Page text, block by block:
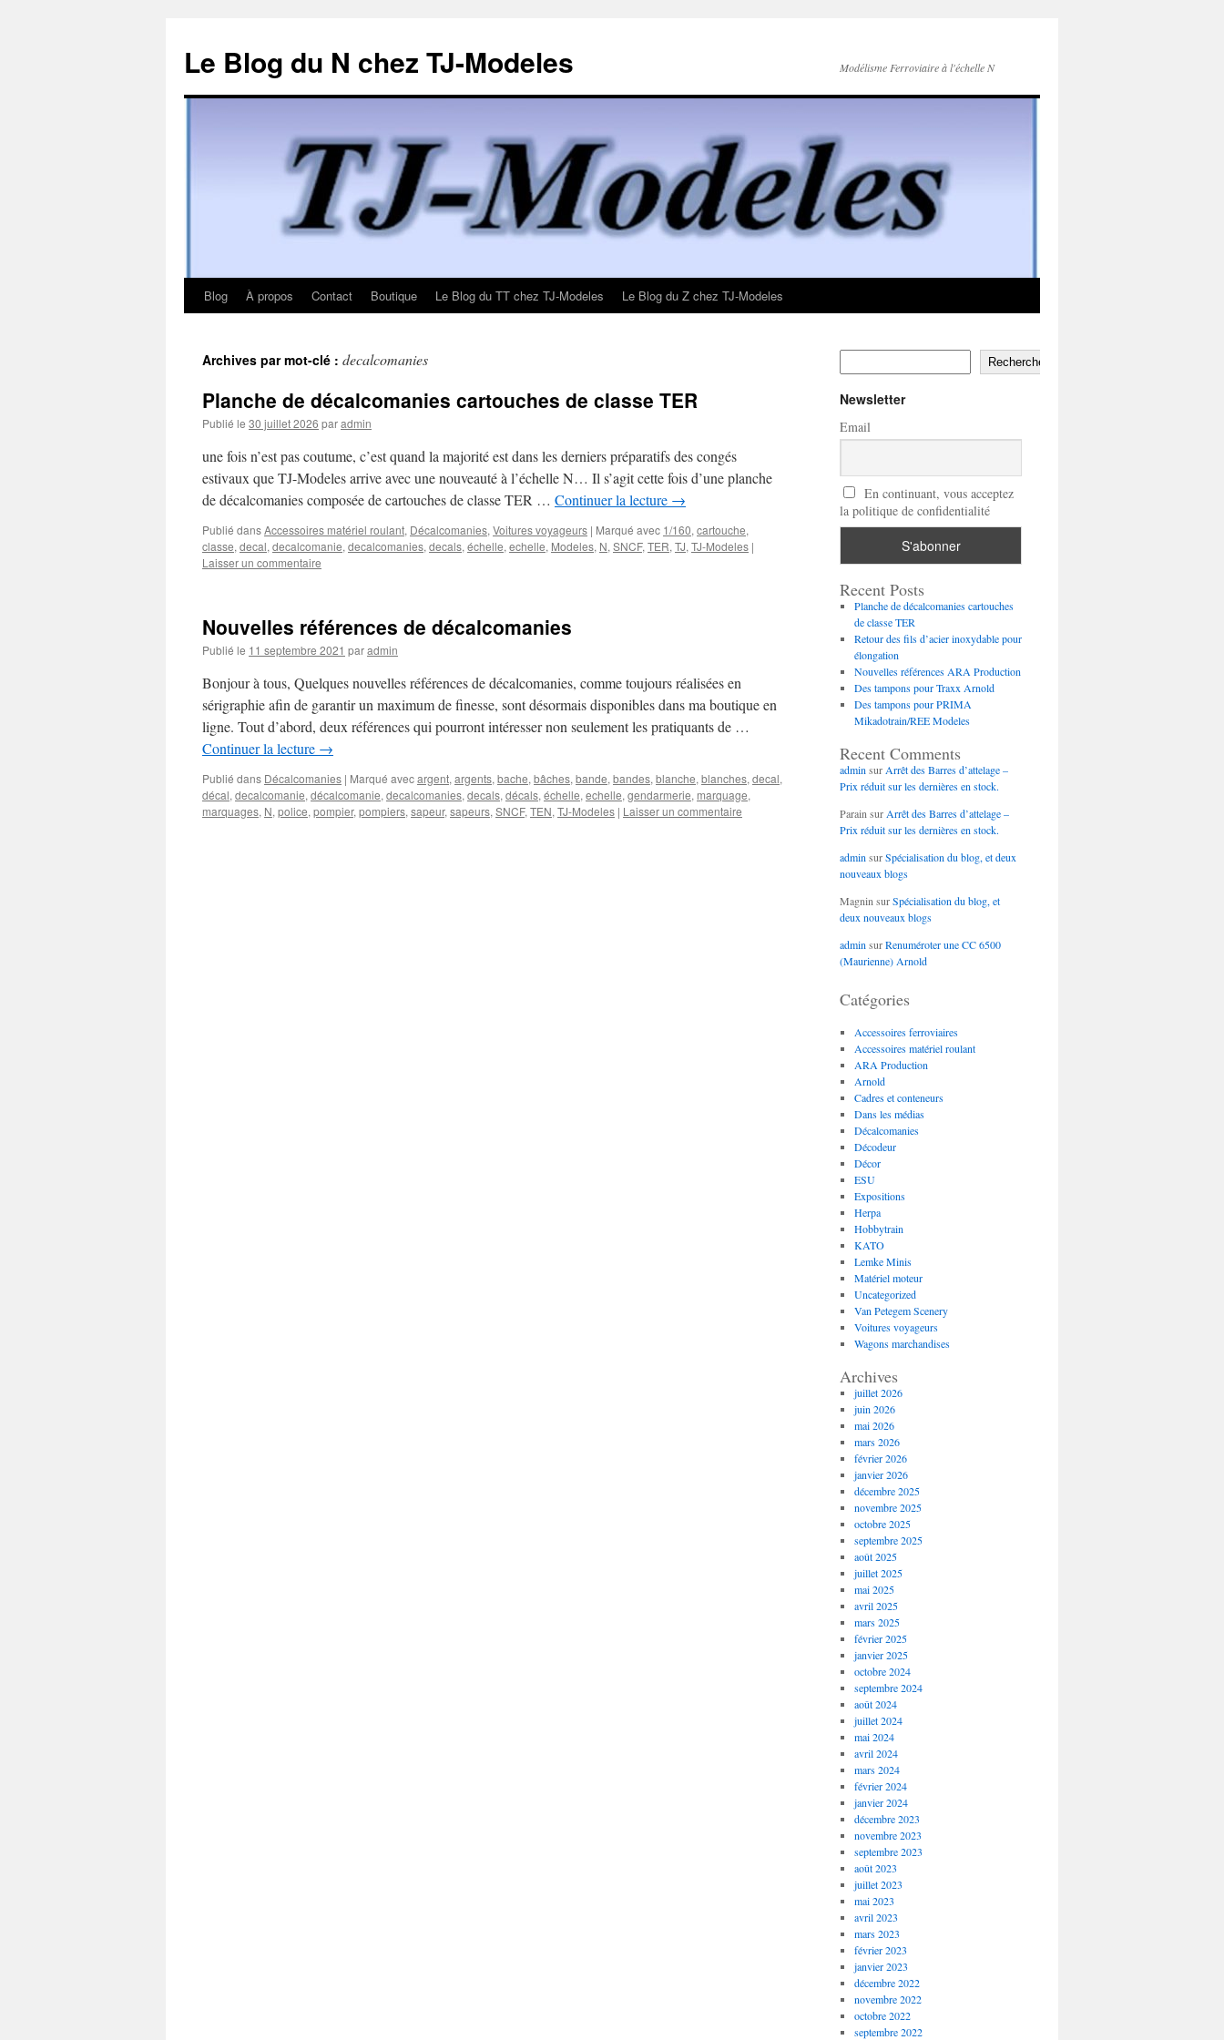
Le Blog du N chez TJ-Modeles Modélisme Ferroviaire à l'échelle N
Aller
contenu
Blog À propos Contact Boutique Le Blog du TT chez TJ-Modeles Le Blog du Z chez TJ-Modeles
Archives par mot-clé : decalcomanies
Planche de décalcomanies cartouches de classe TER
Publié le 30 juillet 2026 paradmin
une fois n’est pas coutume, c’est quand la majorité est dans les derniers préparatifs des congés
estivaux que TJ-Modeles arrive avec une nouveauté à l’échelle N… Il s’agit cette fois d’une planche
de décalcomanies composée de cartouches de classe TER … Continuer la lecture →
Publié dansAccessoires matériel roulant, Décalcomanies, Voitures voyageurs | Marqué avec 1/160, cartouche,
classe, decal, decalcomanie, decalcomanies, decals, échelle, echelle, Modeles, N, SNCF, TER, TJ, TJ-Modeles |
Laisser un commentaire
Nouvelles références de décalcomanies
Publié le 11 septembre 2021 paradmin
Bonjour à tous, Quelques nouvelles références de décalcomanies, comme toujours réalisées en
sérigraphie afin de garantir un maximum de finesse, sont désormais disponibles dans ma boutique en
ligne. Tout d’abord, deux références qui pourront intéresser non seulement les pratiquants de …
Continuer la lecture →
Publié dans Décalcomanies | Marqué avecargent, argents, bache, bâches, bande, bandes, blanche, blanches, decal,
décal, decalcomanie, décalcomanie, decalcomanies, decals, décals, échelle, echelle, gendarmerie, marquage,
marquages, N, police, pompier, pompiers, sapeur, sapeurs, SNCF, TEN, TJ-Modeles | Laisser un commentaire
Rechercher
Newsletter
Email
En continuant, vous acceptez
la politique de confidentialité
Recent Posts
Planche de décalcomanies cartouches
de classe TER
Retour des fils d’acier inoxydable pour
élongation
Nouvelles références ARA Production
Des tampons pour Traxx Arnold
Des tampons pour PRIMA
Mikadotrain/REE Modeles
Recent Comments
adminsurArrêt des Barres d’attelage –
Prix réduit sur les dernières en stock.
ParainsurArrêt des Barres d’attelage –
Prix réduit sur les dernières en stock.
adminsurSpécialisation du blog, et deux
nouveaux blogs
MagninsurSpécialisation du blog, et
deux nouveaux blogs
adminsurRenuméroter une CC 6500
(Maurienne) Arnold
Catégories
Accessoires ferroviaires
Accessoires matériel roulant
ARA Production
Arnold
Cadres et conteneurs
Dans les médias
Décalcomanies
Décodeur
Décor
ESU
Expositions
Herpa
Hobbytrain
KATO
Lemke Minis
Matériel moteur
Uncategorized
Van Petegem Scenery
Voitures voyageurs
Wagons marchandises
Archives
juillet 2026
juin 2026
mai 2026
mars 2026
février 2026
janvier 2026
décembre 2025
novembre 2025
octobre 2025
septembre 2025
août 2025
juillet 2025
mai 2025
avril 2025
mars 2025
février 2025
janvier 2025
octobre 2024
septembre 2024
août 2024
juillet 2024
mai 2024
avril 2024
mars 2024
février 2024
janvier 2024
décembre 2023
novembre 2023
septembre 2023
août 2023
juillet 2023
mai 2023
avril 2023
mars 2023
février 2023
janvier 2023
décembre 2022
novembre 2022
octobre 2022
septembre 2022